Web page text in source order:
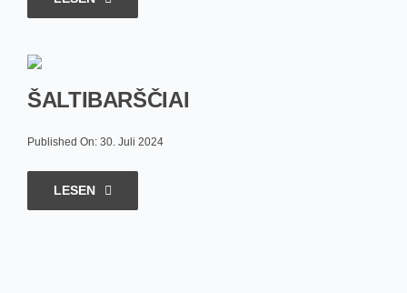
ŠALTIBARŠČIAI
Published On: 30. Juli 2024
LESEN